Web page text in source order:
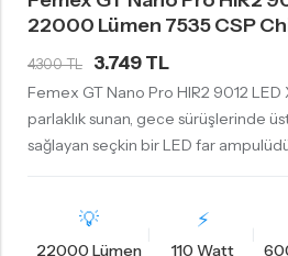
22000 Lümen 7535 CSP
4.300 TL 3.749 TL
Femex GT Nano Pro HIR2 9012
parlaklık sunan, gece sürüşlerinde
sağlayan seçkin bir LED far
💡
22000 Lümen
⚡
110 Watt